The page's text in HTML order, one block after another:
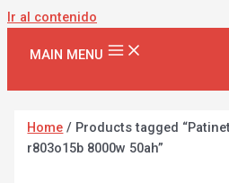
Ir al contenido
MAIN MENU
Home / Products tagged
r803o15b 8000w 50ah”